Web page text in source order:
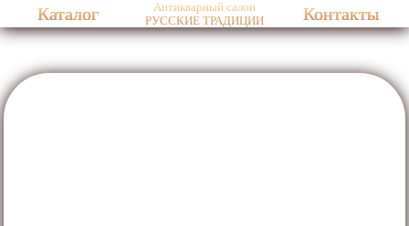
Каталог
Антикварный салон
РУССКИЕ ТРАДИЦИИ
Контакты